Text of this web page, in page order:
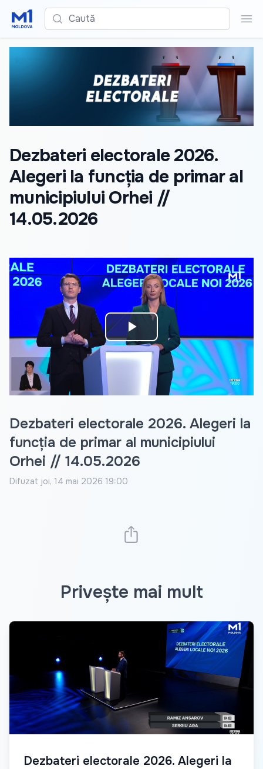
Caută
Dezbateri electorale 2026.
Alegeri la funcția de primar al
municipiului Orhei //
14.05.2026
Play
Video
Dezbateri electorale 2026. Alegeri la
funcția de primar al municipiului
Orhei // 14.05.2026
Difuzat joi, 14 mai 2026 19:00
Privește mai mult
Dezbateri electorale 2026. Alegeri la